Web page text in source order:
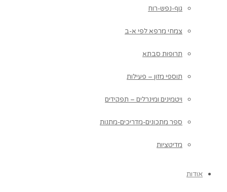
גוף-נפש-רוח
צמחי מרפא לפי א-ב
תרופות סבתא
תוספי מזון – פעילות
ויטמינים ומינרלים – תפקידים
ספר מתכונים-מדריכים-מתנות
מדיטציות
אודות